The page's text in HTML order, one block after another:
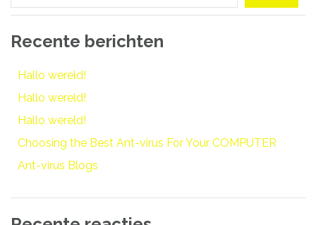
Recente berichten
Hallo wereld!
Hallo wereld!
Hallo wereld!
Choosing the Best Ant-virus For Your COMPUTER
Ant-virus Blogs